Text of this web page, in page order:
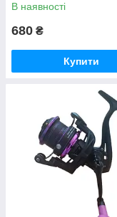
В наявності
680 ₴
Купити